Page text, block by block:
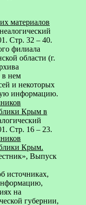
материалов
Стр. 32 – 40.
филиала
области (г.
в нем
и некоторых
информацию.
Крым в
Стр. 16 – 23.
Крым.
Выпуск
источниках,
на
губернии,